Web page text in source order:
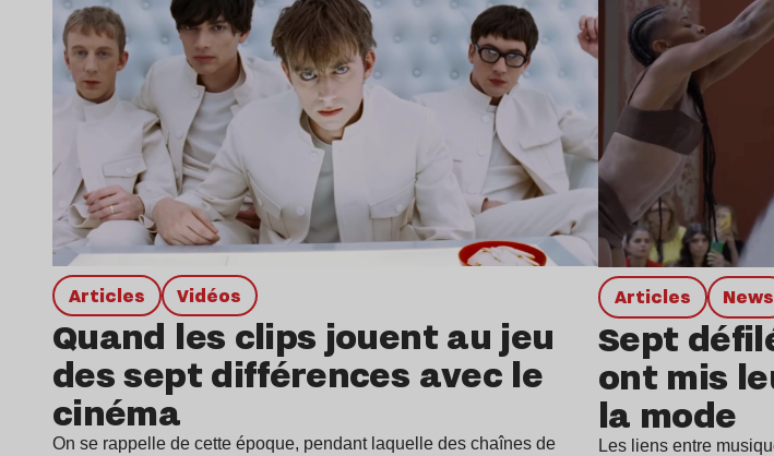
Articles Vidéos
Quand les clips jouent au jeu
des sept différences avec le
cinéma
On se rappelle de cette époque, pendant laquelle des chaînes de
Articles news
Sept
ont mis
la mode
Les liens entre